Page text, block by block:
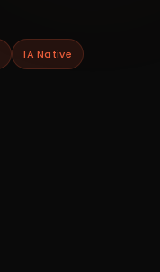
IA Native